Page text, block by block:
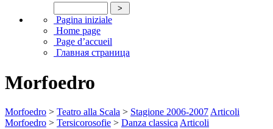
Pagina iniziale
Home page
Page d’accueil
Главная страница
Morfoedro
Morfoedro > Teatro alla Scala > Stagione 2006-2007 Articoli
Morfoedro > Tersicorosofie > Danza classica Articoli